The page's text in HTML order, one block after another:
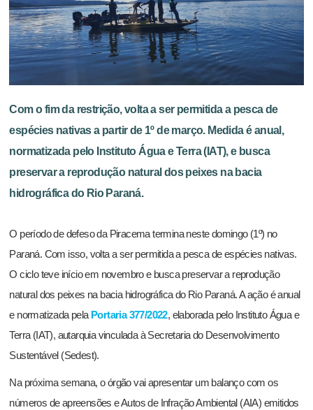
Com o fim da restrição, volta a ser permitida a pesca de
espécies nativas a partir de 1º de março. Medida é anual,
normatizada pelo Instituto Água e Terra (IAT), e busca
preservar a reprodução natural dos peixes na bacia
hidrográfica do Rio Paraná.
O período de defeso da Piracema termina neste domingo (1º) no
Paraná. Com isso, volta a ser permitida a pesca de espécies nativas.
O ciclo teve início em novembro e busca preservar a reprodução
natural dos peixes na bacia hidrográfica do Rio Paraná. A ação é anual
e normatizada pela Portaria 377/2022, elaborada pelo Instituto Água e
Terra (IAT), autarquia vinculada à Secretaria do Desenvolvimento
Sustentável (Sedest).
Na próxima semana, o órgão vai apresentar um balanço com os
números de apreensões e Autos de Infração Ambiental (AIA) emitidos